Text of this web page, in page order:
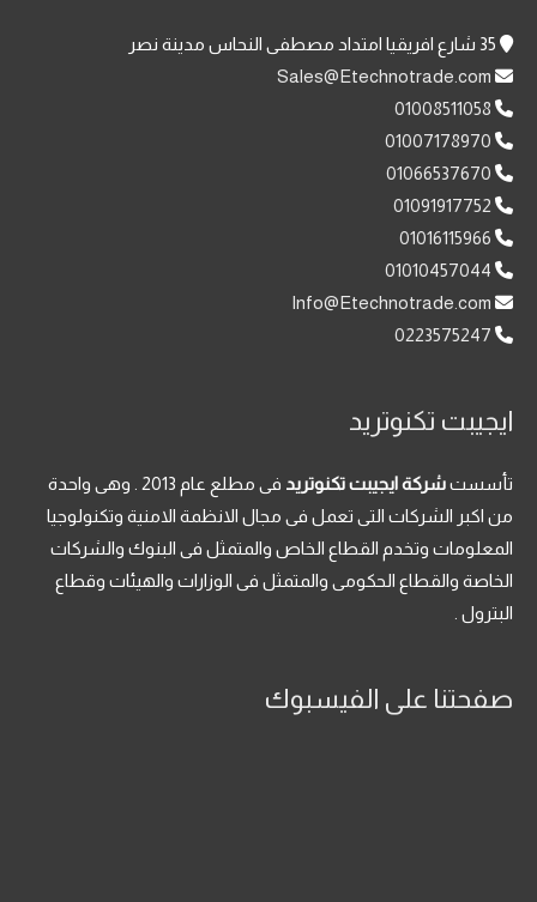
01008511058
01007178970
01066537670
01091917752
01016115966
01010457044
0223575247
ايجيبت تكنوتريد
تأسستشركة ايجيبت تكنوتريد
فى مطلع عام 2013 . وهى واحدة
من اكبر الشركات التى تعمل فى مجال الانظمة الامنية وتكنولوجيا
المعلومات وتخدم القطاع الخاص والمتمثل فى البنوك والشركات
الخاصة والقطاع الحكومى والمتمثل فى الوزارات والهيئات وقطاع
البترول .
صفحتنا على الفيسبوك